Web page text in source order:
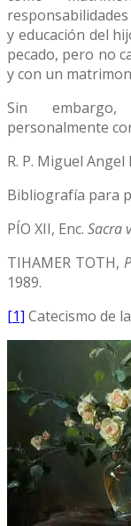
y educación del
pecado, pero no
y con un
Sin
personalmente
R. P. Miguel Angel
Bibliografía para
PÍO XII, Enc. Sacra
TIHAMER TOTH,
1989.
[1] Catecismo de